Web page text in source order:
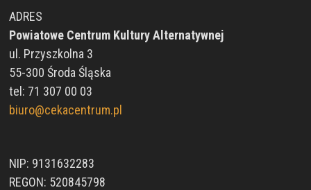
ADRES
Powiatowe Centrum Kultury Alternatywnej
ul. Przyszkolna 3
55-300 Środa Śląska
tel: 71 307 00 03
biuro@cekacentrum.pl
NIP: 9131632283
REGON: 520845798